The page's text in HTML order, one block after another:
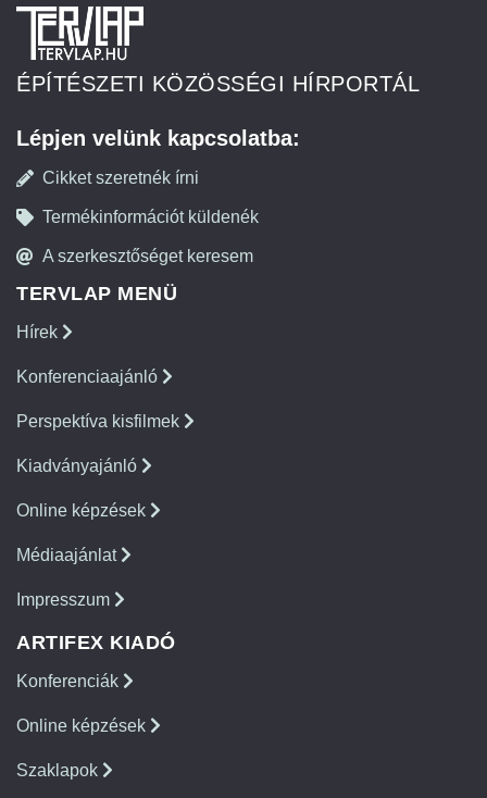
ÉPÍTÉSZETI KÖZÖSSÉGI HÍRPORTÁL
Lépjen velünk kapcsolatba:
Cikket szeretnék írni
Termékinformációt küldenék
A szerkesztőséget keresem
TERVLAP MENÜ
Hírek
Konferenciaajánló
Perspektíva kisfilmek
Kiadványajánló
Online képzések
Médiaajánlat
Impresszum
ARTIFEX KIADÓ
Konferenciák
Online képzések
Szaklapok